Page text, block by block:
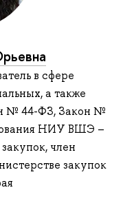
в сфере
а также
№ 44-ФЗ, Закон №
НИУ ВШЭ –
член
закупок